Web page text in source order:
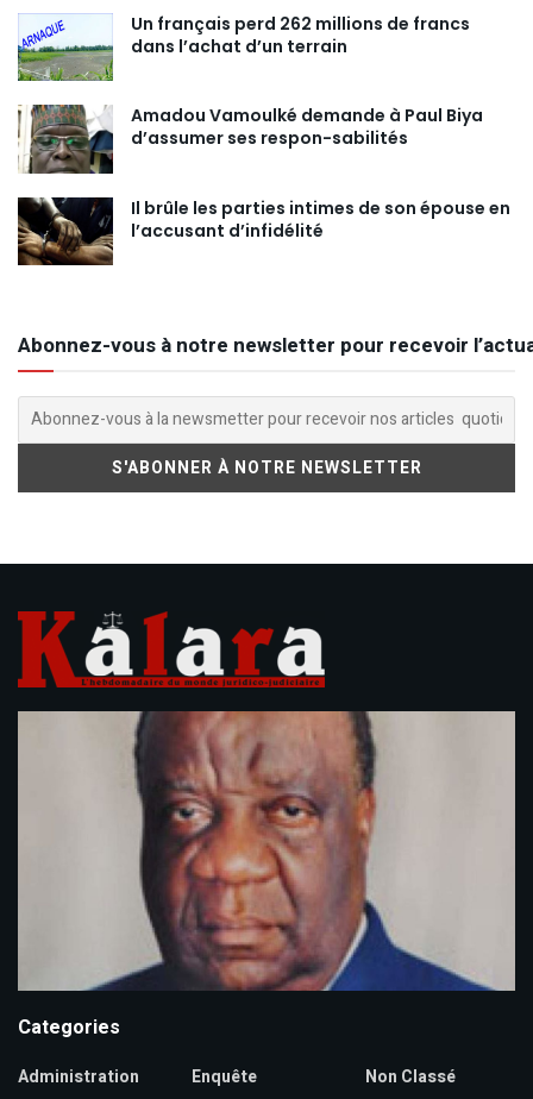
Un français perd 262 millions de francs
dans l’achat d’un terrain
Amadou Vamoulké demande à Paul Biya
d’assumer ses respon-sabilités
Il brûle les parties intimes de son épouse en
l’accusant d’infidélité
Abonnez-vous à notre newsletter pour recevoir
Categories
Administration
Enquête
Non Classé